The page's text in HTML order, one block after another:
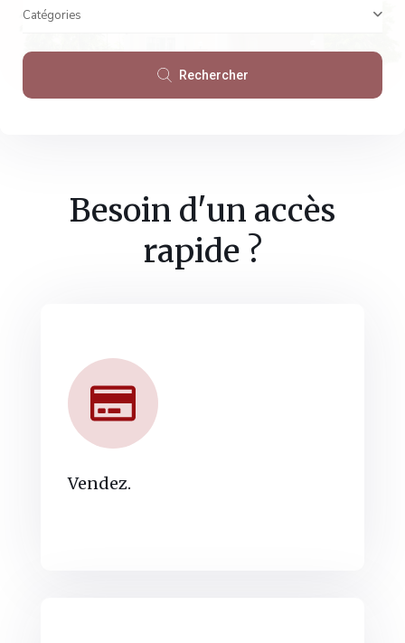
Catégories
Rechercher
Besoin d'un accès
rapide ?
Vendez.